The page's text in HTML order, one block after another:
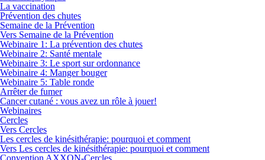
La vaccination
Prévention des chutes
Semaine de la Prévention
Vers Semaine de la Prévention
Webinaire 1: La prévention des chutes
Webinaire 2: Santé mentale
Webinaire 3: Le sport sur ordonnance
Webinaire 4: Manger bouger
Webinaire 5: Table ronde
Arrêter de fumer
Cancer cutané : vous avez un rôle à jouer!
Webinaires
Cercles
Vers Cercles
Les cercles de kinésithérapie: pourquoi et comment
Vers Les cercles de kinésithérapie: pourquoi et comment
Convention AXXON-Cercles